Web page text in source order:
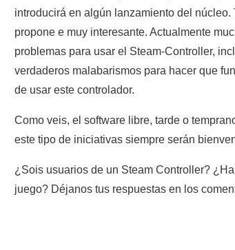
introducirá en algún lanzamiento del
propone e muy interesante. Actualmente
problemas para usar el Steam-Controller,
verdaderos malabarismos para hacer que
de usar este controlador.
Como veis, el software libre, tarde o
este tipo de iniciativas siempre serán
¿Sois usuarios de un Steam Controller?
juego? Déjanos tus respuestas en los